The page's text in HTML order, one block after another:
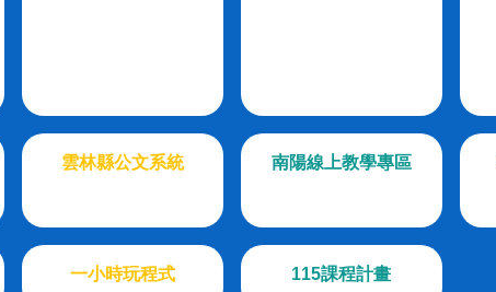
雲林縣公文系統 南陽線上教學專區
一小時玩程式 115課程計畫